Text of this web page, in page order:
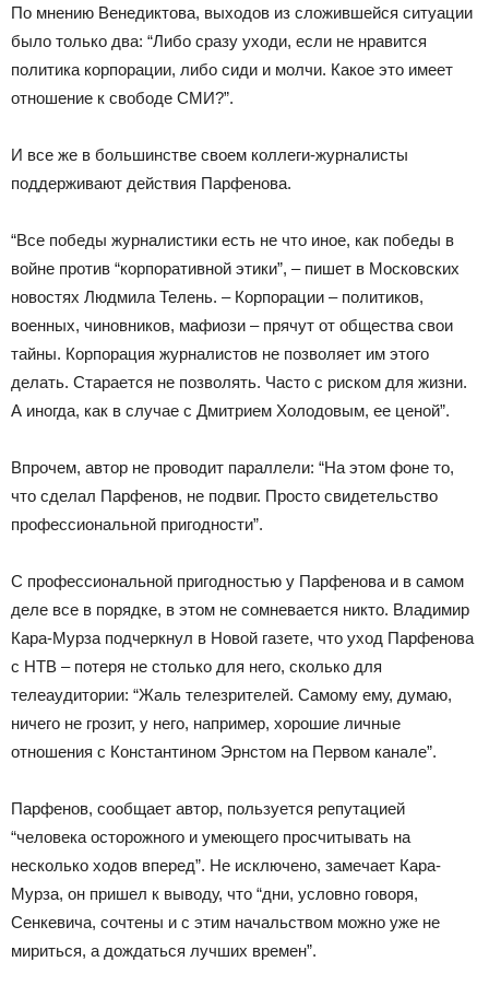
По мнению Венедиктова, выходов из сложившейся ситуации
было только два: “Либо сразу уходи, если не нравится
политика корпорации, либо сиди и молчи. Какое это имеет
отношение к свободе СМИ?”.
И все же в большинстве своем коллеги-журналисты
поддерживают действия Парфенова.
“Все победы журналистики есть не что иное, как победы в
войне против “корпоративной этики”, – пишет в Московских
новостях Людмила Телень. – Корпорации – политиков,
военных, чиновников, мафиози – прячут от общества свои
тайны. Корпорация журналистов не позволяет им этого
делать. Старается не позволять. Часто с риском для жизни.
А иногда, как в случае с Дмитрием Холодовым, ее ценой”.
Впрочем, автор не проводит параллели: “На этом фоне то,
что сделал Парфенов, не подвиг. Просто свидетельство
профессиональной пригодности”.
С профессиональной пригодностью у Парфенова и в самом
деле все в порядке, в этом не сомневается никто. Владимир
Кара-Мурза подчеркнул в Новой газете, что уход Парфенова
с НТВ – потеря не столько для него, сколько для
телеаудитории: “Жаль телезрителей. Самому ему, думаю,
ничего не грозит, у него, например, хорошие личные
отношения с Константином Эрнстом на Первом канале”.
Парфенов, сообщает автор, пользуется репутацией
“человека осторожного и умеющего просчитывать на
несколько ходов вперед”. Не исключено, замечает Кара-
Мурза, он пришел к выводу, что “дни, условно говоря,
Сенкевича, сочтены и с этим начальством можно уже не
мириться, а дождаться лучших времен”.